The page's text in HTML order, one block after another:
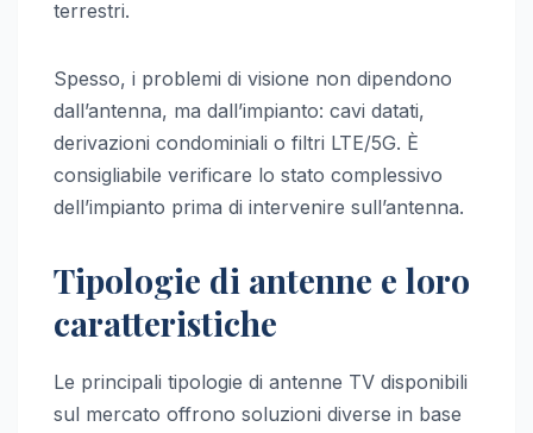
terrestri.
Spesso, i problemi di visione non dipendono
dall’antenna, ma dall’impianto: cavi datati,
derivazioni condominiali o filtri LTE/5G. È
consigliabile verificare lo stato complessivo
dell’impianto prima di intervenire sull’antenna.
Tipologie di antenne e loro
caratteristiche
Le principali tipologie di antenne TV disponibili
sul mercato offrono soluzioni diverse in base